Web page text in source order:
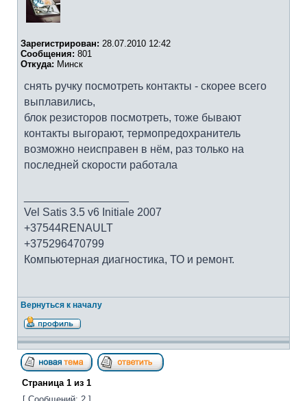
Зарегистрирован: 28.07.2010 12:42
Сообщения: 801
Откуда: Минск
снять ручку посмотреть контакты - скорее всего
выплавились,
блок резисторов посмотреть, тоже бывают
контакты выгорают, термопредохранитель
возможно неисправен в нём, раз только на
последней скорости работала
Vel Satis 3.5 v6 Initiale 2007
+37544RENAULT
+375296470799
Компьютерная диагностика, ТО и ремонт.
Вернуться к началу
Страница 1 из 1